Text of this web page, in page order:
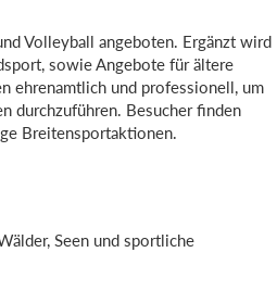
Volleyball angeboten. Ergänzt wird
sowie Angebote für ältere
ehrenamtlich und professionell, um
durchzuführen. Besucher finden
Breitensportaktionen.
Seen und sportliche